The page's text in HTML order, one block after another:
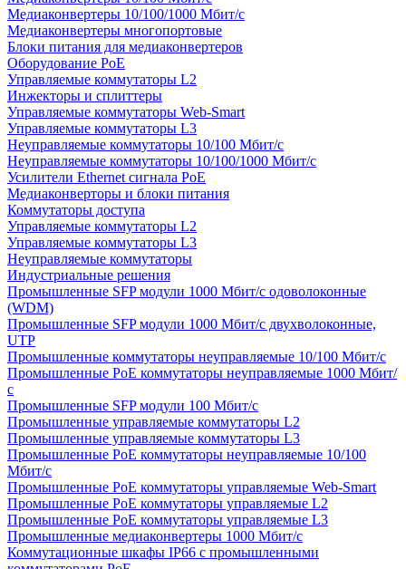
Медиаконвертеры 10/100/1000 Мбит/c
Медиаконвертеры многопортовые
Блоки питания для медиаконвертеров
Оборудование PoE
Управляемые коммутаторы L2
Инжекторы и сплиттеры
Управляемые коммутаторы Web-Smart
Управляемые коммутаторы L3
Неуправляемые коммутаторы 10/100 Мбит/с
Неуправляемые коммутаторы 10/100/1000 Мбит/с
Усилители Ethernet сигнала PoE
Медиаконверторы и блоки питания
Коммутаторы доступа
Управляемые коммутаторы L2
Управляемые коммутаторы L3
Неуправляемые коммутаторы
Индустриальные решения
Промышленные SFP модули 1000 Мбит/c одоволоконные
(WDM)
Промышленные SFP модули 1000 Мбит/c двухволоконные,
UTP
Промышленные коммутаторы неуправляемые 10/100 Мбит/с
Промышленные PoE коммутаторы неуправляемые 1000 Мбит/
с
Промышленные SFP модули 100 Мбит/c
Промышленные управляемые коммутаторы L2
Промышленные управляемые коммутаторы L3
Промышленные PoE коммутаторы неуправляемые 10/100
Мбит/с
Промышленные PoE коммутаторы управляемые Web-Smart
Промышленные PoE коммутаторы управляемые L2
Промышленные PoE коммутаторы управляемые L3
Промышленные медиаконвертеры 1000 Мбит/с
Коммутационные шкафы IP66 c промышленными